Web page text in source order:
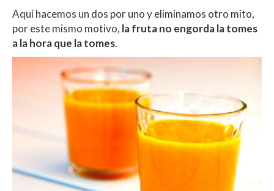
Aquí hacemos un dos por uno y eliminamos otro mito,
por este mismo motivo, la fruta no engorda la tomes
a la hora que la tomes.